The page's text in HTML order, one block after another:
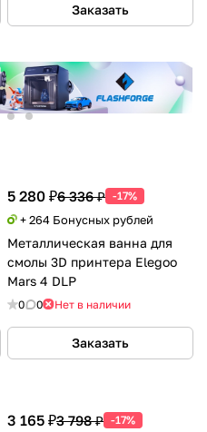
Заказать
5 280 ₽6 336 ₽ -17%
+ 264 Бонусных рублей
Металлическая ванна для
смолы 3D принтера Elegoo
Mars 4 DLP
0 0 Нет в наличии
Заказать
3 165 ₽3 798 ₽ -17%